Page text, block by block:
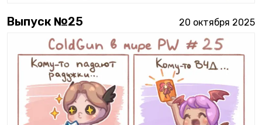
Выпуск №25 20 октября 2025